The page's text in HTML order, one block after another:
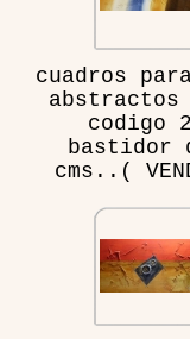
cuadros
abstractos
codigo
bastidor
cms..(